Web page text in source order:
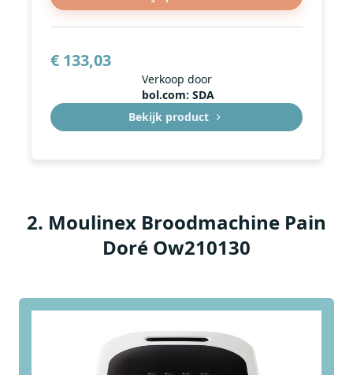
€ 133,03
Verkoop door
bol.com: SDA
Bekijk product
2. Moulinex Broodmachine Pain
Doré Ow210130